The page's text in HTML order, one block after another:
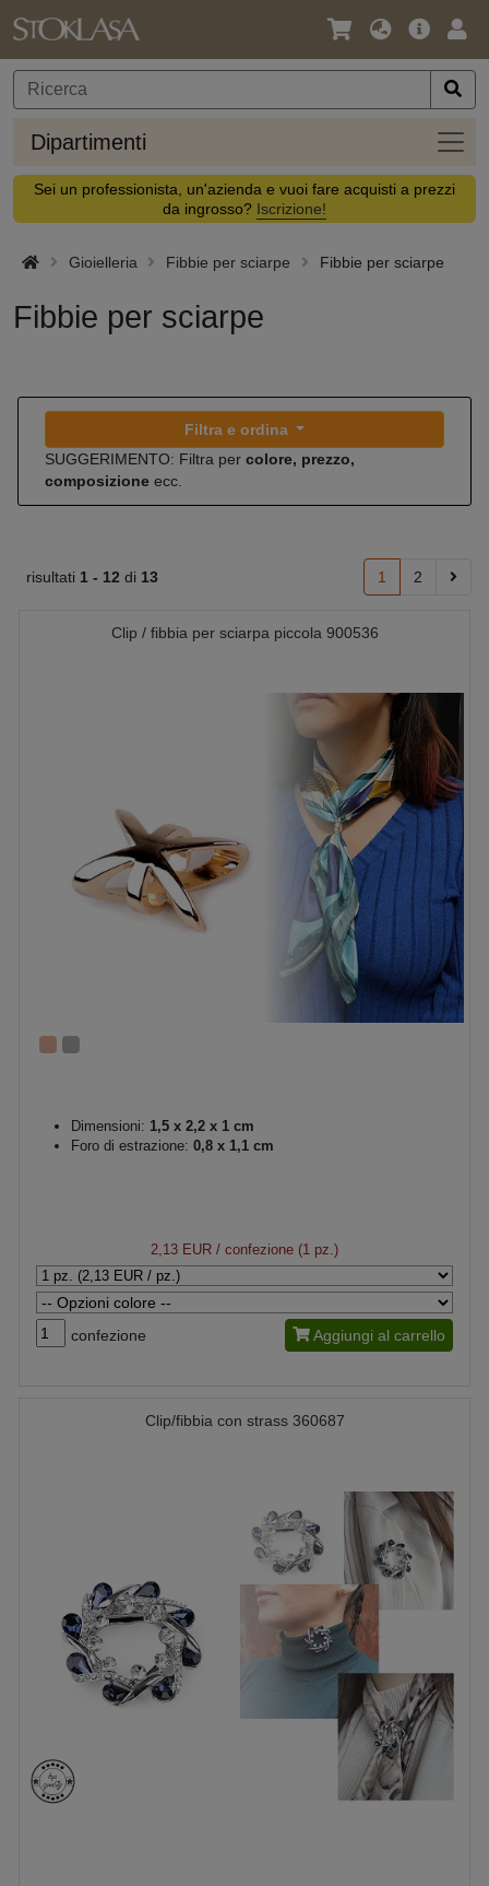
Lingua
Valuta
Offerta
Dipartimenti
Sei un professionista, un'azienda e vuoi fare acquisti a prezzi
da ingrosso? Iscrizione!
Gioielleria Fibbie per sciarpe Fibbie per sciarpe
Fibbie per sciarpe
Filtra e ordina
SUGGERIMENTO: Filtra per colore, prezzo,
composizione ecc.
risultati 1 - 12 di 13 1 2
Clip / fibbia per sciarpa piccola 900536
Dimensioni: 1,5 x 2,2 x 1 cm
Foro di estrazione: 0,8 x 1,1 cm
2,13 EUR / confezione (1 pz.)
confezione Aggiungi al carrello
Clip/fibbia con strass 360687